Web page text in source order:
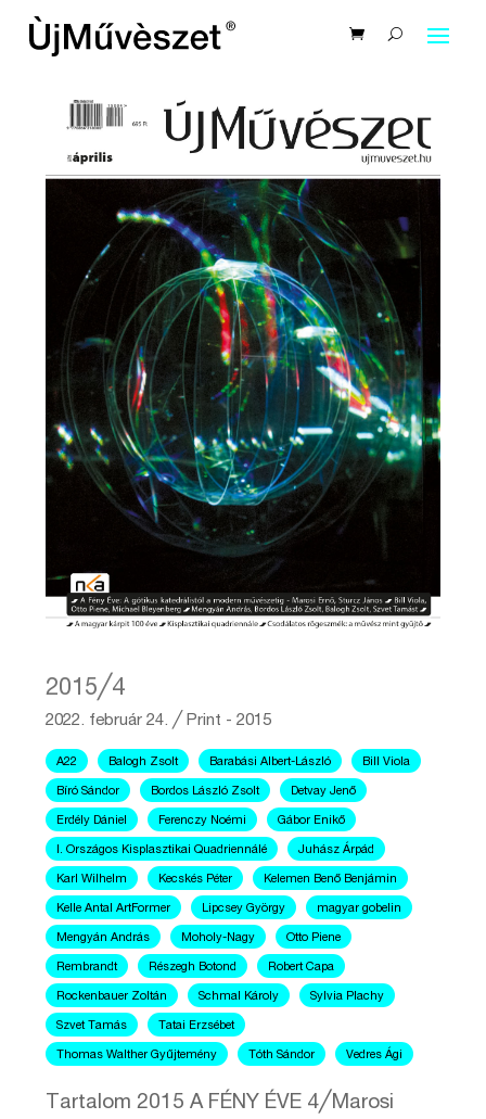
2015╱4
2022. február 24. ╱ Print - 2015
A22 Balogh Zsolt Barabási Albert-László Bill Viola
Bíró Sándor Bordos László Zsolt Detvay Jenő
Erdély Dániel Ferenczy Noémi Gábor Enikő
I. Országos Kisplasztikai Quadriennálé Juhász Árpád
Karl Wilhelm Kecskés Péter Kelemen Benő Benjámin
Kelle Antal ArtFormer Lipcsey György magyar gobelin
Mengyán András Moholy-Nagy Otto Piene
Rembrandt Részegh Botond Robert Capa
Rockenbauer Zoltán Schmal Károly Sylvia Plachy
Szvet Tamás Tatai Erzsébet
Thomas Walther Gyűjtemény Tóth Sándor Vedres Ági
Tartalom 2015 A FÉNY ÉVE 4╱Marosi